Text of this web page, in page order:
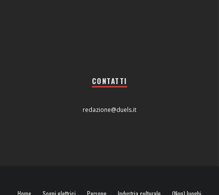
CONTATTI
redazione@duels.it
Home Sogni elettrici Persone Industria culturale (Non) luoghi